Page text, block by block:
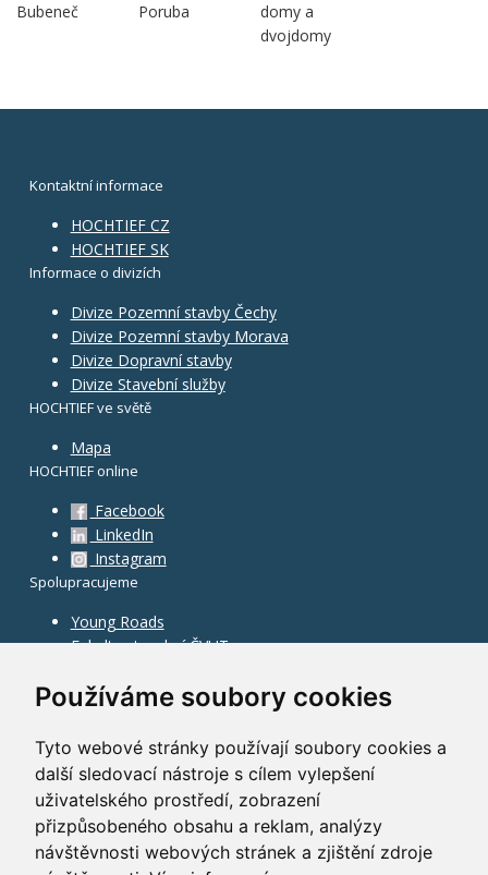
Používáme soubory cookies
Tyto webové stránky používají soubory cookies a
další sledovací nástroje s cílem vylepšení
uživatelského prostředí, zobrazení
přizpůsobeného obsahu a reklam, analýzy
návštěvnosti webových stránek a zjištění zdroje
Bubeneč
Poruba
domy a
dvojdomy
Kontaktní informace
HOCHTIEF CZ
HOCHTIEF SK
Informace o divizích
Divize Pozemní stavby Čechy
Divize Pozemní stavby Morava
Divize Dopravní stavby
Divize Stavební služby
HOCHTIEF ve světě
Mapa
HOCHTIEF online
Facebook
LinkedIn
Instagram
Spolupracujeme
Young Roads
Fakulta stavební ČVUT